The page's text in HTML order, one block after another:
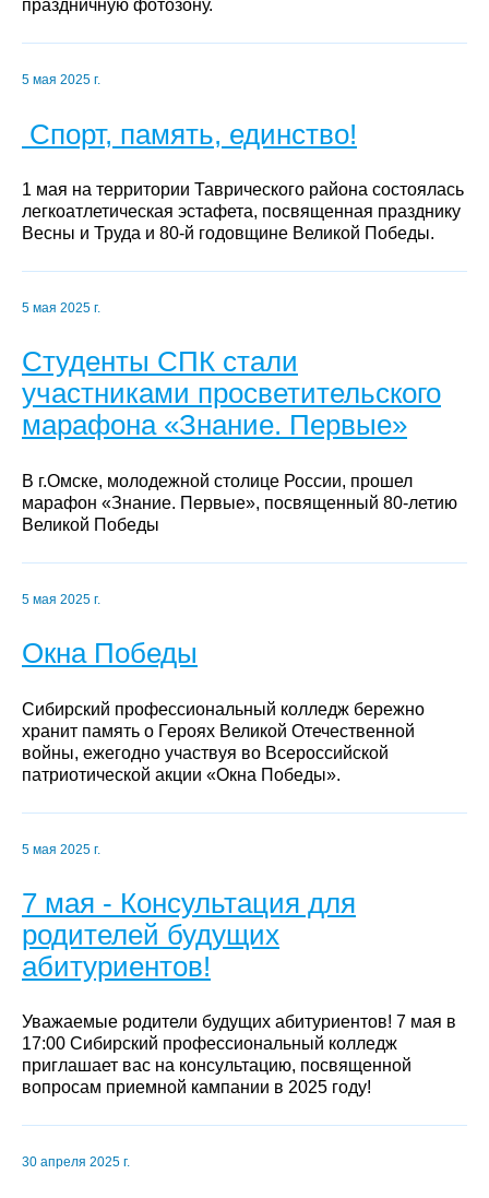
праздничную фотозону.
5 мая 2025 г.
Спорт, память, единство!
1 мая на территории Таврического района состоялась
легкоатлетическая эстафета, посвященная празднику
Весны и Труда и 80-й годовщине Великой Победы.
5 мая 2025 г.
Студенты СПК стали
участниками просветительского
марафона «Знание. Первые»
В г.Омске, молодежной столице России, прошел
марафон «Знание. Первые», посвященный 80-летию
Великой Победы
5 мая 2025 г.
Окна Победы
Сибирский профессиональный колледж бережно
хранит память о Героях Великой Отечественной
войны, ежегодно участвуя во Всероссийской
патриотической акции «Окна Победы».
5 мая 2025 г.
7 мая - Консультация для
родителей будущих
абитуриентов!
Уважаемые родители будущих абитуриентов! 7 мая в
17:00 Сибирский профессиональный колледж
приглашает вас на консультацию, посвященной
вопросам приемной кампании в 2025 году!
30 апреля 2025 г.